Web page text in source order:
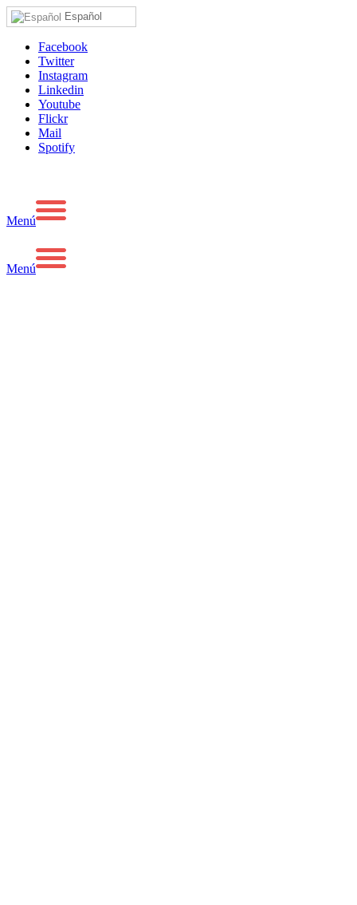
Español
Facebook
Twitter
Instagram
Linkedin
Youtube
Flickr
Mail
Spotify
Menú
Menú